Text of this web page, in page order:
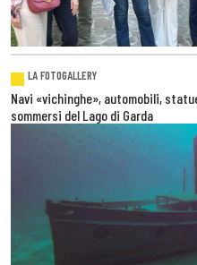
LA FOTOGALLERY
Navi «vichinghe», automobili,
sommersi del Lago di Garda